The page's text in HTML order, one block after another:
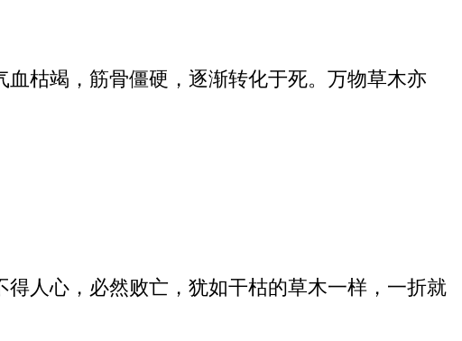
枯竭，筋骨僵硬，逐渐转化于死。万物草木亦
人心，必然败亡，犹如干枯的草木一样，一折就